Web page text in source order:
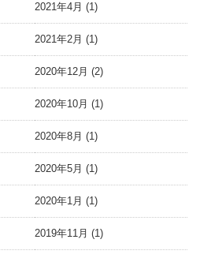
2021年4月 (1)
2021年2月 (1)
2020年12月 (2)
2020年10月 (1)
2020年8月 (1)
2020年5月 (1)
2020年1月 (1)
2019年11月 (1)